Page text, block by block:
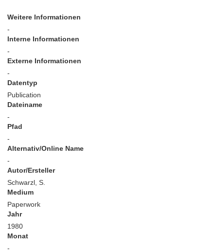
Weitere Informationen
-
Interne Informationen
-
Externe Informationen
-
Datentyp
Publication
Dateiname
-
Pfad
-
Alternativ/Online Name
-
Autor/Ersteller
Schwarzl, S.
Medium
Paperwork
Jahr
1980
Monat
-